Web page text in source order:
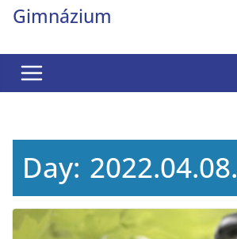
Gimnázium
Day: 2022.04.08.